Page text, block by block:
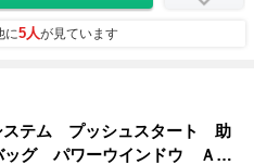
に5人が見ています
テム プッシュスタート 助
ッグ パワーウインドウ ＡＢ